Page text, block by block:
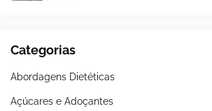
Categorias
Abordagens Dietéticas
Açúcares e Adoçantes